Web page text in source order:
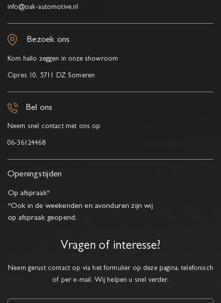
info@oak-automotive.nl
Bezoek ons
Kom hallo zeggen in onze showroom
Cipres 10, 5711 DZ Someren
Bel ons
Neem snel contact met ons op
06-36124468
Openingstijden
Op afspraak*
*Ook in de weekenden en avonduren zijn wij
op afspraak geopend.
Vragen of interesse?
Neem gerust contact op via het formulier op deze pagina, telefonisch
of per e-mail. Wij helpen u snel verder.